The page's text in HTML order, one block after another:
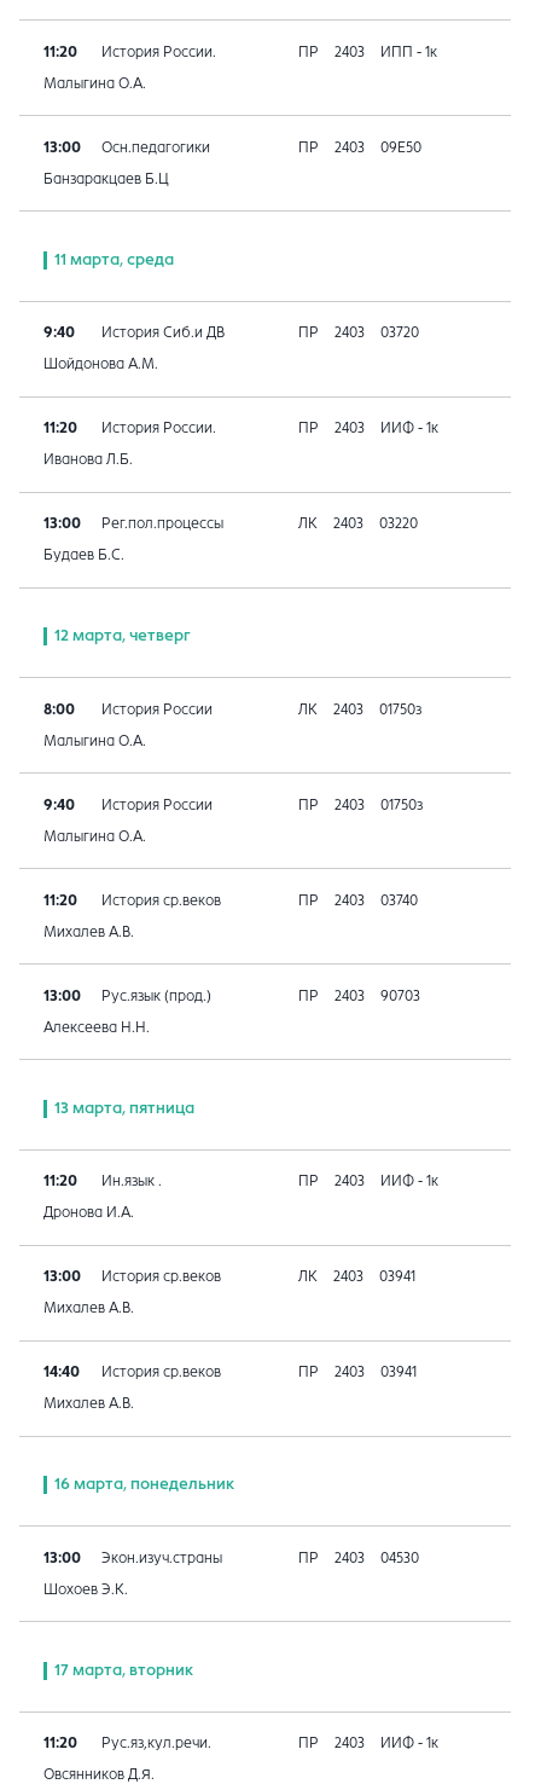
11:20 История России. ПР 2403 ИПП - 1к
Малыгина О.А.
13:00 Осн.педагогики ПР 2403 09E50
Банзаракцаев Б.Ц
11 марта, среда
9:40 История Сиб.и ДВ ПР 2403 03720
Шойдонова А.М.
11:20 История России. ПР 2403 ИИФ - 1к
Иванова Л.Б.
13:00 Рег.пол.процессы ЛК 2403 03220
Будаев Б.С.
12 марта, четверг
8:00 История России ЛК 2403 01750з
Малыгина О.А.
9:40 История России ПР 2403 01750з
Малыгина О.А.
11:20 История ср.веков ПР 2403 03740
Михалев А.В.
13:00 Рус.язык (прод.) ПР 2403 90703
Алексеева Н.Н.
13 марта, пятница
11:20 Ин.язык . ПР 2403 ИИФ - 1к
Дронова И.А.
13:00 История ср.веков ЛК 2403 03941
Михалев А.В.
14:40 История ср.веков ПР 2403 03941
Михалев А.В.
16 марта, понедельник
13:00 Экон.изуч.страны ПР 2403 04530
Шохоев Э.К.
17 марта, вторник
11:20 Рус.яз,кул.речи. ПР 2403 ИИФ - 1к
Овсянников Д.Я.